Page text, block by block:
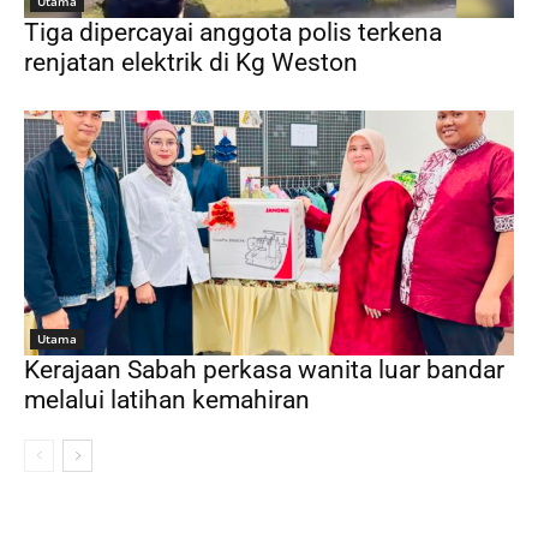
Tiga dipercayai anggota polis terkena
renjatan elektrik di Kg Weston
Utama
Kerajaan Sabah perkasa wanita luar bandar
melalui latihan kemahiran